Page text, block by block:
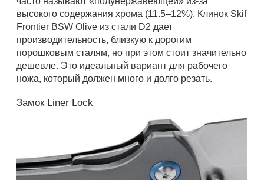
высокого содержания хрома (11.5–12%). Клинок Skif
Frontier BSW Olive из стали D2 дает
производительность, близкую к дорогим
порошковым сталям, но при этом стоит значительно
дешевле. Это идеальный вариант для рабочего
ножа, который должен много и долго резать.
Замок Liner Lock